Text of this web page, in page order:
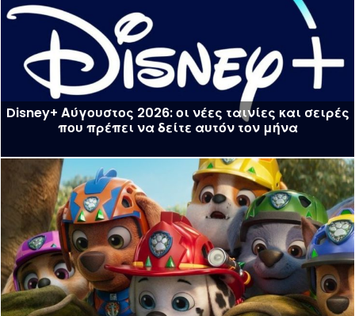
Disney+ Αύγουστος 2026: οι νέες ταινίες και σειρές
που πρέπει να δείτε αυτόν τον μήνα